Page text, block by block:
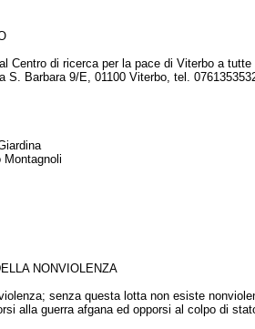
Centro di ricerca per la pace di Viterbo a
S. Barbara 9/E, 01100 Viterbo, tel.
NONVIOLENZA
senza questa lotta non esiste
alla guerra afgana ed opporsi al colpo di